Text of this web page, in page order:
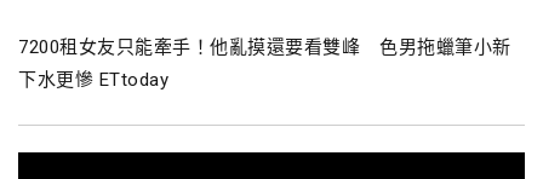
7200租女友只能牽手！他亂摸還要看雙峰 色男拖蠟筆小新
下水更慘 ETtoday